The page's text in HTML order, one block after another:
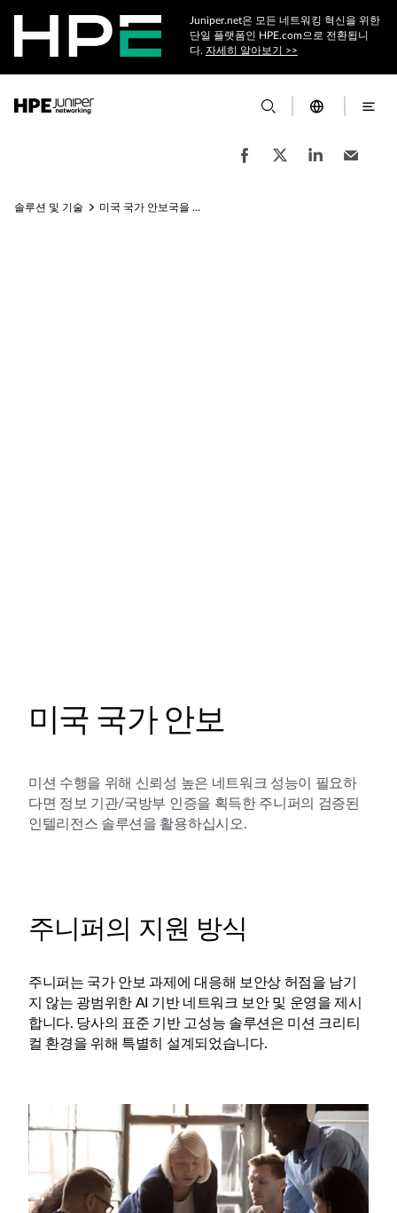
Juniper.net은 모든 네트워킹 혁신을 위한
단일 플랫폼인 HPE.com으로 전환됩니
다. 자세히 알아보기 >>
솔루션 및 기술 미국 국가 안보국을 위한 네트워크 솔루션
미국 국가 안보
미션 수행을 위해 신뢰성 높은 네트워크 성능이 필요하
다면 정보 기관/국방부 인증을 획득한 주니퍼의 검증된
인텔리전스 솔루션을 활용하십시오.
주니퍼의 지원 방식
주니퍼는 국가 안보 과제에 대응해 보안상 허점을 남기
지 않는 광범위한 AI 기반 네트워크 보안 및 운영을 제시
합니다. 당사의 표준 기반 고성능 솔루션은 미션 크리티
컬 환경을 위해 특별히 설계되었습니다.